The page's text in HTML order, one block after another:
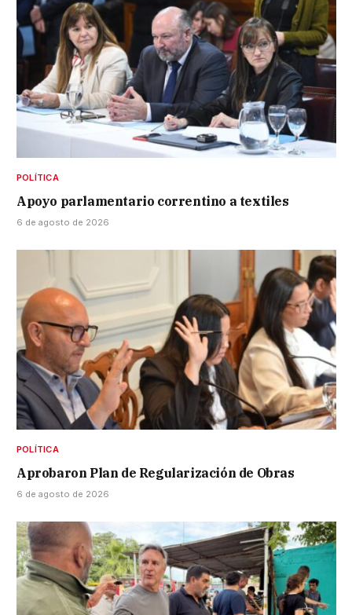
POLÍTICA
Apoyo parlamentario correntino a textiles
6 de agosto de 2026
POLÍTICA
Aprobaron Plan de Regularización de Obras
6 de agosto de 2026